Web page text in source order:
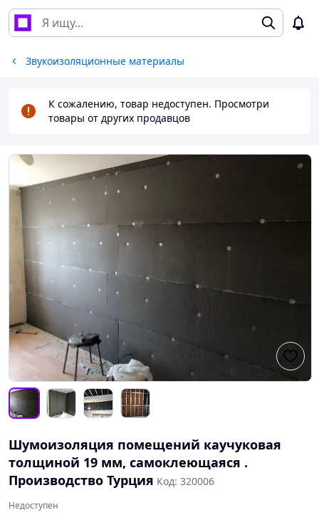
Звукоизоляционные материалы
К сожалению, товар недоступен. Просмотри
товары от других продавцов
Шумоизоляция помещений каучуковая
толщиной 19 мм, самоклеющаяся .
Производство Турция Код: 320006
Недоступен